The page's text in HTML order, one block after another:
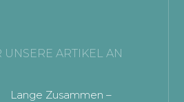
UNSERE ARTIKEL AN
Lange Zusammen –